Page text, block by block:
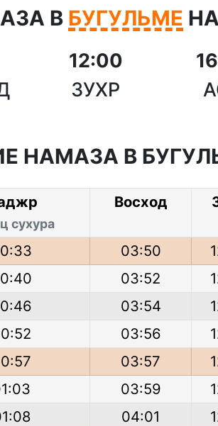
В БУГУЛЬМЕ
12:00
ЗУХР
НАМАЗА В
сухура
Восход
03:50
03:52
03:54
03:56
03:57
03:59
04:01